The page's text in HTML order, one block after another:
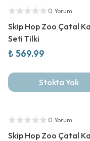
0 Yorum
Skip Hop Zoo Çatal
Seti Tilki
₺ 569.99
Stokta Yok
0 Yorum
Skip Hop Zoo Çatal